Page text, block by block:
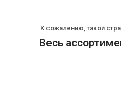
К сожалению, такой
Весь